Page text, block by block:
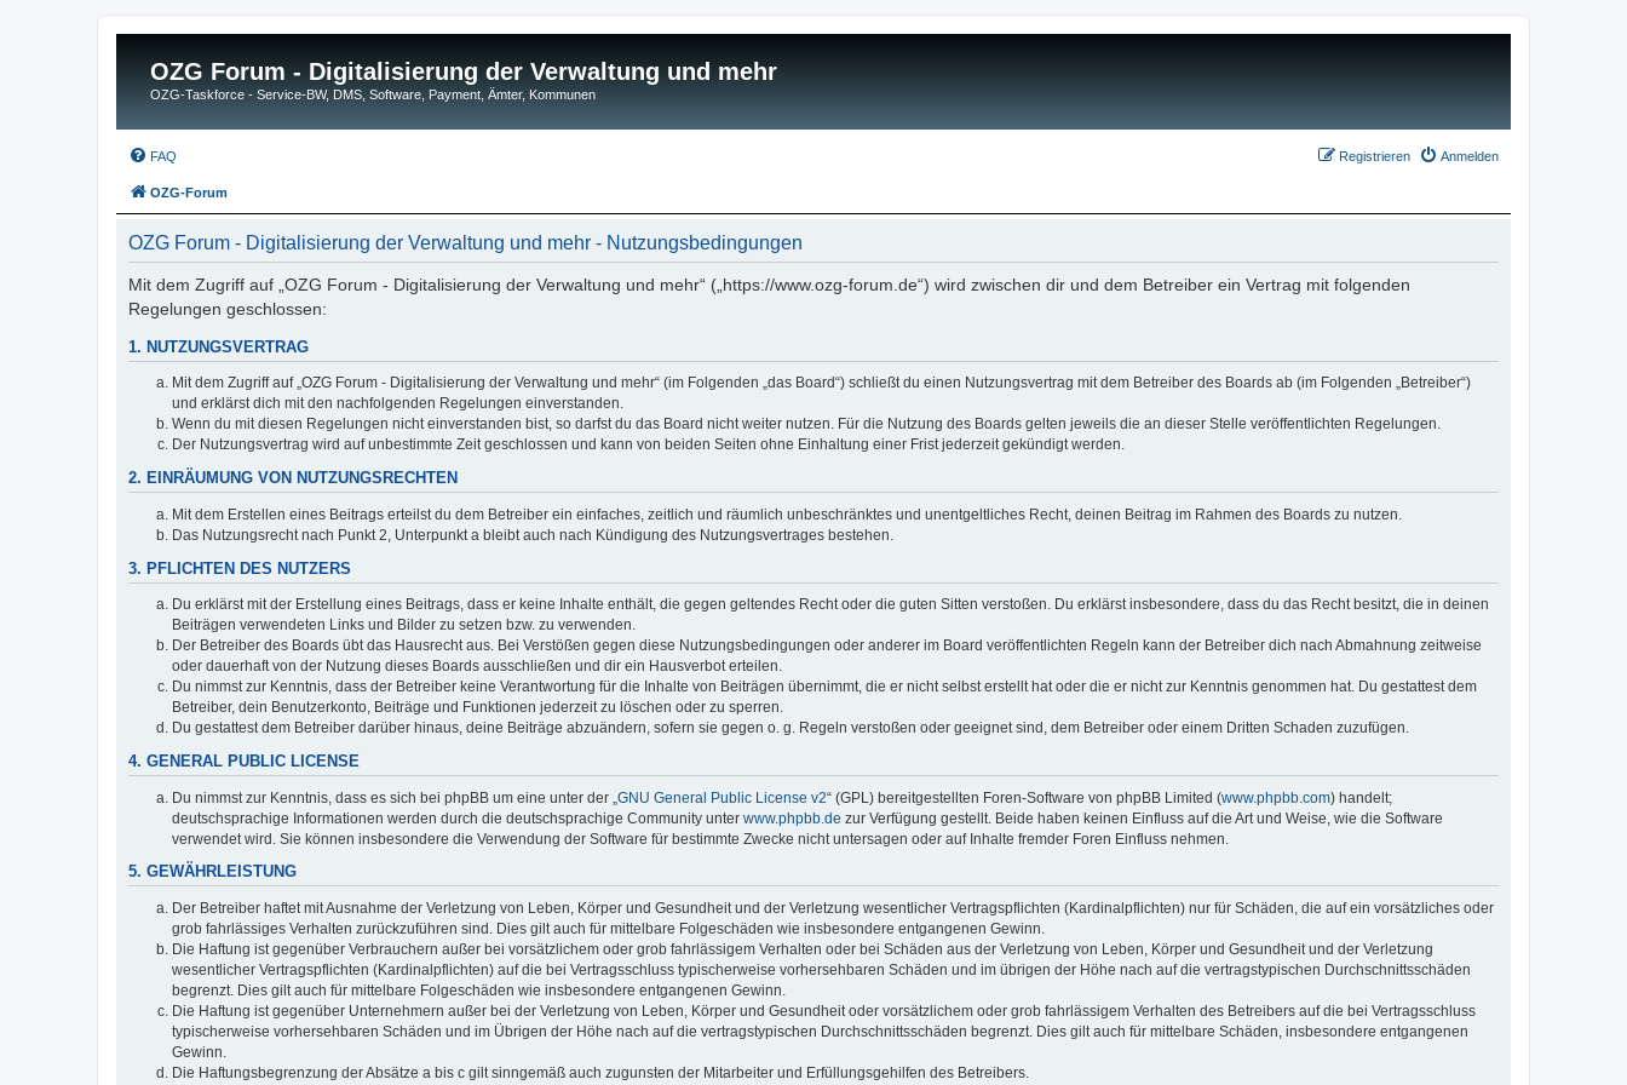
OZG Forum - Digitalisierung der Verwaltung und mehr
OZG-Taskforce - Service-BW, DMS, Software, Payment, Ämter, Kommunen
FAQ Anmelden
Registrieren
OZG-Forum
OZG Forum - Digitalisierung der Verwaltung und mehr - Nutzungsbedingungen
Mit dem Zugriff auf „OZG Forum - Digitalisierung der Verwaltung und mehr“ („https://www.ozg-forum.de“) wird zwischen dir und dem Betreiber ein Vertrag mit folgenden
Regelungen geschlossen:
1. NUTZUNGSVERTRAG
Mit dem Zugriff auf „OZG Forum - Digitalisierung der Verwaltung und mehr“ (im Folgenden „das Board“) schließt du einen Nutzungsvertrag mit dem Betreiber des Boards ab (im Folgenden „Betreiber“)
und erklärst dich mit den nachfolgenden Regelungen einverstanden.
Wenn du mit diesen Regelungen nicht einverstanden bist, so darfst du das Board nicht weiter nutzen. Für die Nutzung des Boards gelten jeweils die an dieser Stelle veröffentlichten Regelungen.
Der Nutzungsvertrag wird auf unbestimmte Zeit geschlossen und kann von beiden Seiten ohne Einhaltung einer Frist jederzeit gekündigt werden.
2. EINRÄUMUNG VON NUTZUNGSRECHTEN
Mit dem Erstellen eines Beitrags erteilst du dem Betreiber ein einfaches, zeitlich und räumlich unbeschränktes und unentgeltliches Recht, deinen Beitrag im Rahmen des Boards zu nutzen.
Das Nutzungsrecht nach Punkt 2, Unterpunkt a bleibt auch nach Kündigung des Nutzungsvertrages bestehen.
3. PFLICHTEN DES NUTZERS
Du erklärst mit der Erstellung eines Beitrags, dass er keine Inhalte enthält, die gegen geltendes Recht oder die guten Sitten verstoßen. Du erklärst insbesondere, dass du das Recht besitzt, die in deinen
Beiträgen verwendeten Links und Bilder zu setzen bzw. zu verwenden.
Der Betreiber des Boards übt das Hausrecht aus. Bei Verstößen gegen diese Nutzungsbedingungen oder anderer im Board veröffentlichten Regeln kann der Betreiber dich nach Abmahnung zeitweise
oder dauerhaft von der Nutzung dieses Boards ausschließen und dir ein Hausverbot erteilen.
Du nimmst zur Kenntnis, dass der Betreiber keine Verantwortung für die Inhalte von Beiträgen übernimmt, die er nicht selbst erstellt hat oder die er nicht zur Kenntnis genommen hat. Du gestattest dem
Betreiber, dein Benutzerkonto, Beiträge und Funktionen jederzeit zu löschen oder zu sperren.
Du gestattest dem Betreiber darüber hinaus, deine Beiträge abzuändern, sofern sie gegen o. g. Regeln verstoßen oder geeignet sind, dem Betreiber oder einem Dritten Schaden zuzufügen.
4. GENERAL PUBLIC LICENSE
Du nimmst zur Kenntnis, dass es sich bei phpBB um eine unter der „ GNU General Public License v2“ (GPL) bereitgestellten Foren-Software von phpBB Limited (www.phpbb.com) handelt;
deutschsprachige Informationen werden durch die deutschsprachige Community unter www.phpbb.de zur Verfügung gestellt. Beide haben keinen Einfluss auf die Art und Weise, wie die Software
verwendet wird. Sie können insbesondere die Verwendung der Software für bestimmte Zwecke nicht untersagen oder auf Inhalte fremder Foren Einfluss nehmen.
5. GEWÄHRLEISTUNG
Der Betreiber haftet mit Ausnahme der Verletzung von Leben, Körper und Gesundheit und der Verletzung wesentlicher Vertragspflichten (Kardinalpflichten) nur für Schäden, die auf ein vorsätzliches oder
grob fahrlässiges Verhalten zurückzuführen sind. Dies gilt auch für mittelbare Folgeschäden wie insbesondere entgangenen Gewinn.
Die Haftung ist gegenüber Verbrauchern außer bei vorsätzlichem oder grob fahrlässigem Verhalten oder bei Schäden aus der Verletzung von Leben, Körper und Gesundheit und der Verletzung
wesentlicher Vertragspflichten (Kardinalpflichten) auf die bei Vertragsschluss typischerweise vorhersehbaren Schäden und im übrigen der Höhe nach auf die vertragstypischen Durchschnittsschäden
begrenzt. Dies gilt auch für mittelbare Folgeschäden wie insbesondere entgangenen Gewinn.
Die Haftung ist gegenüber Unternehmern außer bei der Verletzung von Leben, Körper und Gesundheit oder vorsätzlichem oder grob fahrlässigem Verhalten des Betreibers auf die bei Vertragsschluss
typischerweise vorhersehbaren Schäden und im Übrigen der Höhe nach auf die vertragstypischen Durchschnittsschäden begrenzt. Dies gilt auch für mittelbare Schäden, insbesondere entgangenen
Gewinn.
Die Haftungsbegrenzung der Absätze a bis c gilt sinngemäß auch zugunsten der Mitarbeiter und Erfüllungsgehilfen des Betreibers.